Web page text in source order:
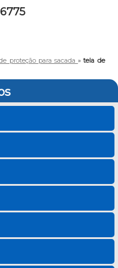
proteção para sacada»tela de